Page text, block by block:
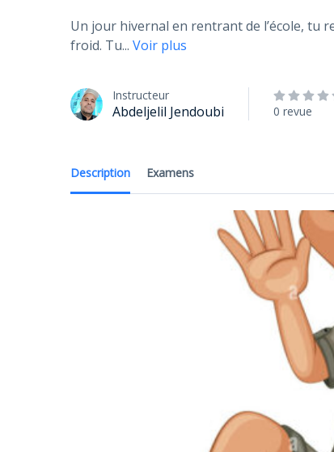
Un jour hivernal en rentrant de l’école, tu
froid. Tu... Voir plus
Instructeur
Abdeljelil Jendoubi 0 revue
Description Examens